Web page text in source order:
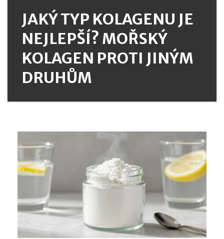
JAKÝ TYP KOLAGENU JE
NEJLEPŠÍ? MOŘSKÝ
KOLAGEN PROTI JINÝM
DRUHŮM